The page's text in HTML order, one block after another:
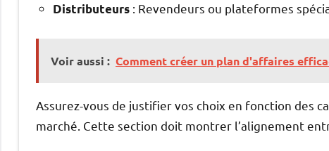
Distributeurs : Revendeurs ou plateformes
Voir aussi : Comment créer un plan d'affaires
Assurez-vous de justifier vos choix en fonction des
marché. Cette section doit montrer l’alignement